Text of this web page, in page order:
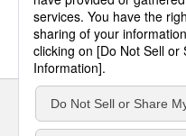
お手入
サイトのご利用にあた
個人情報保護方針